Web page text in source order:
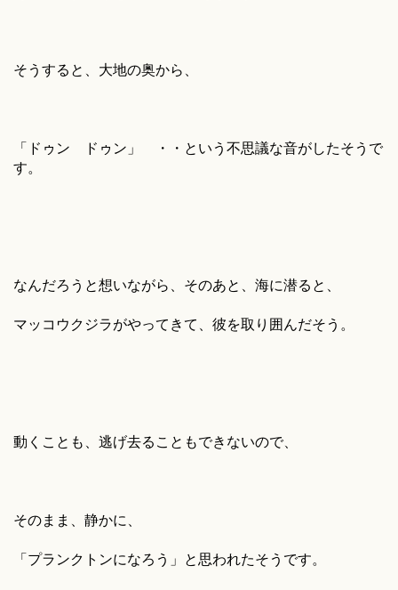
そうすると、大地の奥から、
「ドゥン ドゥン」 ・・という不思議な音がしたそうで
す。
なんだろうと想いながら、そのあと、海に潜ると、
マッコウクジラがやってきて、彼を取り囲んだそう。
動くことも、逃げ去ることもできないので、
そのまま、静かに、
「プランクトンになろう」と思われたそうです。